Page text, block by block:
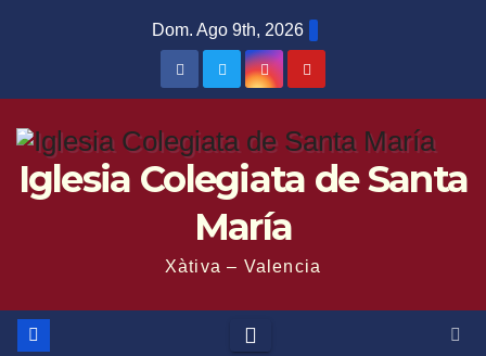
Dom. Ago 9th, 2026
Iglesia Colegiata de Santa
María
Xàtiva – Valencia